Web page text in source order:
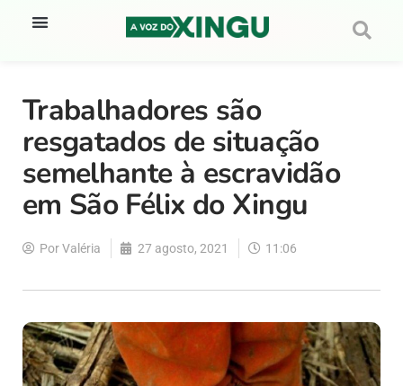
Trabalhadores são
resgatados de situação
semelhante à escravidão
em São Félix do Xingu
PorValéria 27 agosto, 2021 11:06